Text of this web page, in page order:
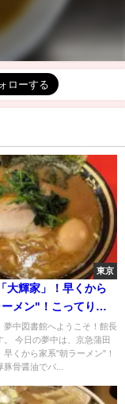
東京
大輝家」！早くから
メン"！こってり濃
でパワー充填
夢中図書館へようこそ！館長
。 今日の夢中は、京急蒲田
早くから家系"朝ラーメン"！
豚骨醤油でパ...